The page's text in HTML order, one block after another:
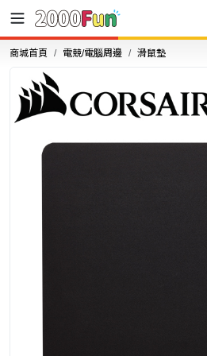
商城首頁 電競/電腦周邊 滑鼠墊